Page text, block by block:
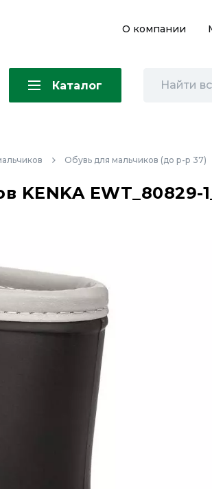
О компании
Каталог
Обувь для мальчиков (до р-р 37)
KENKA EWT_80829-